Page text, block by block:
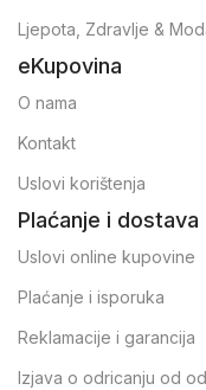
Ljepota, Zdravlje &
eKupovina
O nama
Kontakt
Uslovi korištenja
Plaćanje i dostava
Uslovi online kupovine
Plaćanje i isporuka
Reklamacije i garancija
Izjava o odricanju od